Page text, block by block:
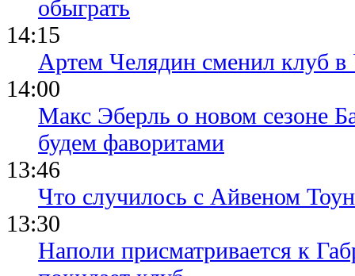
14:15
Артем Челядин сменил клуб
14:00
Макс Эберль о новом сезоне
будем фаворитами
13:46
Что случилось с Айвеном
13:30
Наполи присматривается к
покидает клуб